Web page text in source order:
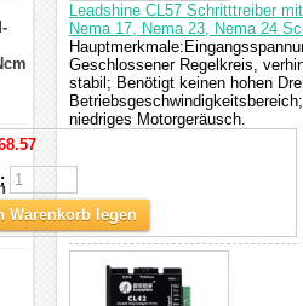
Leadshine CL57 Schritttreiber
Nema 17, Nema 23, Nema 24
Geschlossener Regelkreis,
stabil; Benötigt keinen hohen
niedriges Motorgeräusch.
Warenkorb legen